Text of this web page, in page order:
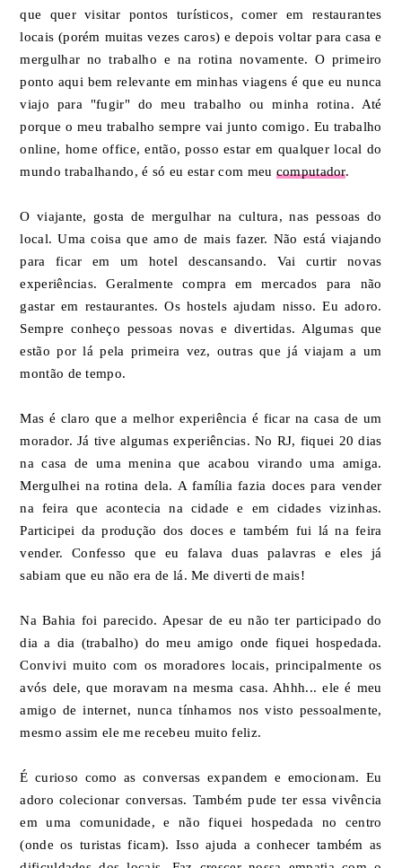
que quer visitar pontos turísticos, comer em restaurantes
locais (porém muitas vezes caros) e depois voltar para casa e
mergulhar no trabalho e na rotina novamente. O primeiro
ponto aqui bem relevante em minhas viagens é que eu nunca
viajo para "fugir" do meu trabalho ou minha rotina. Até
porque o meu trabalho sempre vai junto comigo. Eu trabalho
online, home office, então, posso estar em qualquer local do
mundo trabalhando, é só eu estar com meu computador.
O viajante, gosta de mergulhar na cultura, nas pessoas do
local. Uma coisa que amo de mais fazer. Não está viajando
para ficar em um hotel descansando. Vai curtir novas
experiências. Geralmente compra em mercados para não
gastar em restaurantes. Os hostels ajudam nisso. Eu adoro.
Sempre conheço pessoas novas e divertidas. Algumas que
estão por lá pela primeira vez, outras que já viajam a um
montão de tempo.
Mas é claro que a melhor experiência é ficar na casa de um
morador. Já tive algumas experiências. No RJ, fiquei 20 dias
na casa de uma menina que acabou virando uma amiga.
Mergulhei na rotina dela. A família fazia doces para vender
na feira que acontecia na cidade e em cidades vizinhas.
Participei da produção dos doces e também fui lá na feira
vender. Confesso que eu falava duas palavras e eles já
sabiam que eu não era de lá. Me diverti de mais!
Na Bahia foi parecido. Apesar de eu não ter participado do
dia a dia (trabalho) do meu amigo onde fiquei hospedada.
Convivi muito com os moradores locais, principalmente os
avós dele, que moravam na mesma casa. Ahhh... ele é meu
amigo de internet, nunca tínhamos nos visto pessoalmente,
mesmo assim ele me recebeu muito feliz.
É curioso como as conversas expandem e emocionam. Eu
adoro colecionar conversas. Também pude ter essa vivência
em uma comunidade, e não fiquei hospedada no centro
(onde os turistas ficam). Isso ajuda a conhecer também as